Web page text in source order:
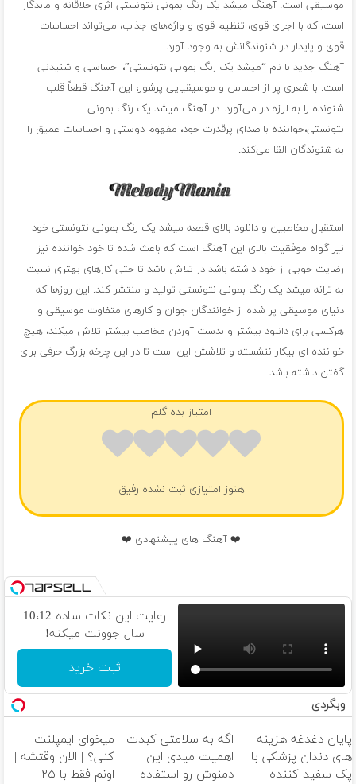
موسیقی است. آهنگ میشد یک رنگ بمونی نتونستی اثری خلاقانه و ماندگار
است، که با اجرای قوی، تنظیم قوی و واژه‌های جذاب، می‌تواند احساسات
قوی و پایدار در شنوندگانش به وجود آورد.
آهنگ جدید با نام “میشد یک رنگ بمونی نتونستی”، احساسی و شنیدنی
است. با شعری پر از احساس و موسیقیایی پرشور، این آهنگ قطعاً قلب
شنونده را به لرزه در می‌آورد. در آهنگ میشد یک رنگ بمونی
نتونستی،خواننده با صدای پرقدرت خود، مفهوم دوستی و احساسات عمیق را
به شنوندگان القا می‌کند.
استقبال مخاطبین و دانلود بالای قطعه میشد یک رنگ بمونی نتونستی خود
نیز گواه موفقیت بالای این آهنگ است که باعث شده تا خود خواننده نیز
رضایت خوبی از خود داشته باشد در تلاش باشد تا حتی کارهای بهتری نسبت
به ترانه میشد یک رنگ بمونی نتونستی تولید و منتشر کند. این روزها که
دنیای موسیقی پر شده از خوانندگان جوان و کارهای متفاوت موسیقی و
هرکسی برای دانلود بیشتر و بدست آوردن مخاطب بیشتر تلاش میکند، هیچ
خواننده ای بیکار ننشسته و تلاشش این است تا در این چرخه بزرگ حرفی برای
گفتن داشته باشد.
امتیاز بده گلم
هنوز امتیازی ثبت نشده رفیق
❤️ آهنگ های پیشنهادی ❤️
رعایت این نکات ساده 10،12
سال جوونت میکنه!
ثبت خرید
وبگردی
پایان دغدغه هزینه
های دندان پزشکی با
پک سفید کننده
اگه به سلامتی کبدت
اهمیت میدی این
دمنوش رو استفاده
میخوای ایمپلنت
کنی؟ | الان وقتشه |
اونم فقط با ۲۵